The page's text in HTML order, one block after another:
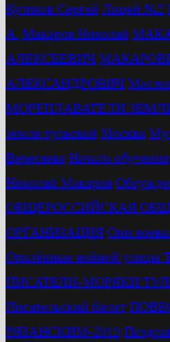
Куликов Сергей Лицей №2
А. Макаров Николай
АЛЕКСЕЕВИЧ
АЛЕКСАНДРОВИЧ
МОРЕПЛАВАТЕЛИ
земли тульской Москва
Вересаева Начало обучения
Николай Макаров
ОБЩЕРОССИЙСКАЯ
ОРГАНИЗАЦИЯ Они
Опалённые войной улицы
ПИСАТЕЛИ-МОРЯКИ
Писательский билет
РЯЗАНСКИМ-2019